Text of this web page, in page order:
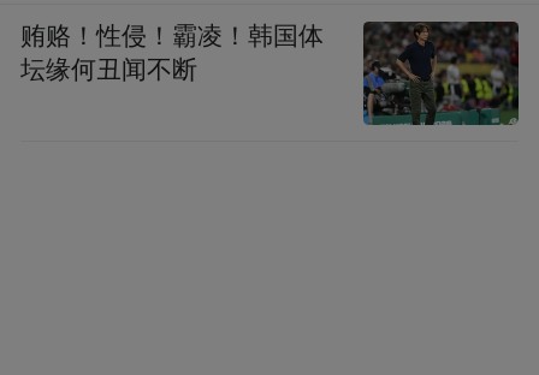
贿赂！性侵！霸凌！韩国体
坛缘何丑闻不断